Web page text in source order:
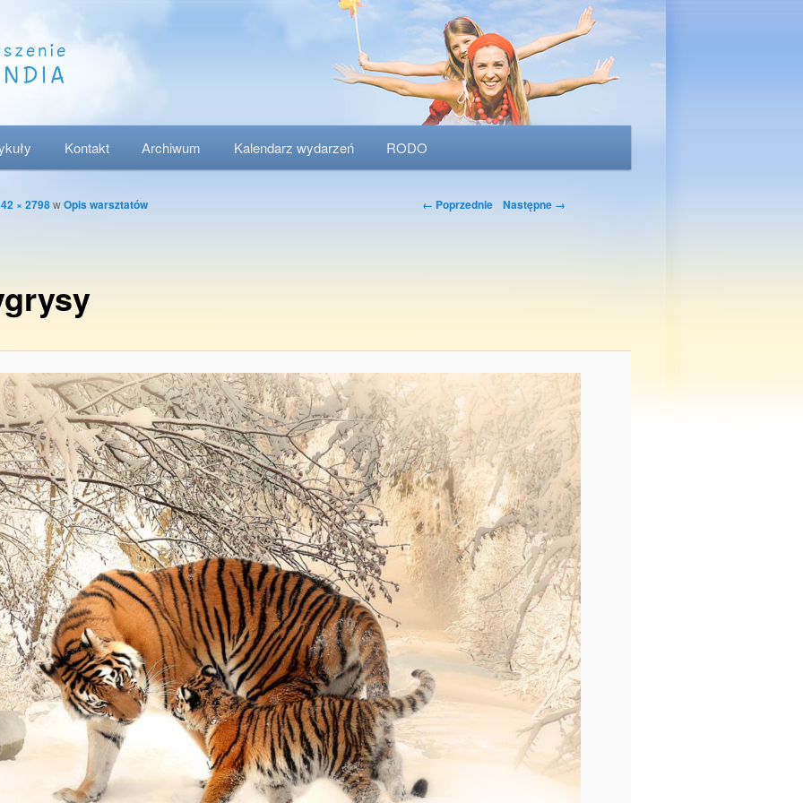
Kontakt Archiwum Kalendarz wydarzeń RODO
Nawigacja po
← Poprzednie Następne →
× 2798wOpis warsztatów